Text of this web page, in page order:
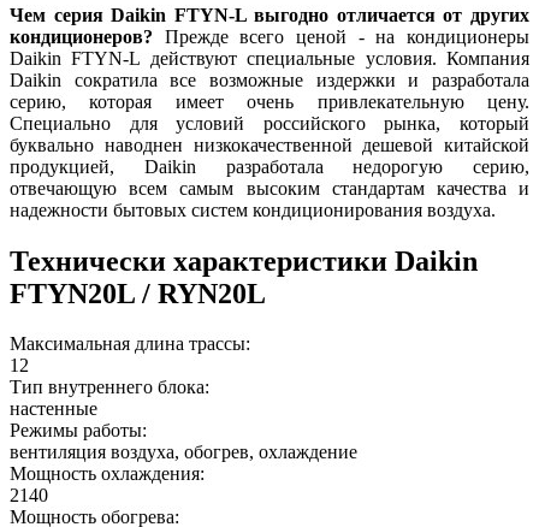
Чем серия Daikin FTYN-L выгодно отличается от других
кондиционеров? Прежде всего ценой - на кондиционеры
Daikin FTYN-L действуют специальные условия. Компания
Daikin сократила все возможные издержки и разработала
серию, которая имеет очень привлекательную цену.
Специально для условий российского рынка, который
буквально наводнен низкокачественной дешевой китайской
продукцией, Daikin разработала недорогую серию,
отвечающую всем самым высоким стандартам качества и
надежности бытовых систем кондиционирования воздуха.
Технически характеристики Daikin
FTYN20L / RYN20L
Максимальная длина трассы:
12
Тип внутреннего блока:
настенные
Режимы работы:
вентиляция воздуха, обогрев, охлаждение
Мощность охлаждения:
2140
Мощность обогрева: